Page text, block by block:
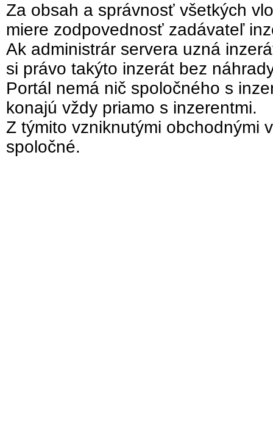
Za obsah a správnosť všetkých
miere zodpovednosť zadávateľ
Ak administrár servera uzná
si právo takýto inzerát bez
Portál nemá nič spoločného s
konajú vždy priamo s inzerentmi.
Z týmito vzniknutými obchodnými
spoločné.